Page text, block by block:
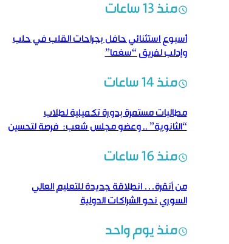
منذ 13 ساعات
أسبوع استثنائي حافل بجراحات القلب في حلب
وإدلب لفريق “سغما”
منذ 14 ساعات
مطالبات مستمرة بدورة تكميلية لطلاب
“الثانوية” .. وعضو مجلس شعب: فرصة لتحسين
منذ 16 ساعات
من أنقرة… انطلاقة جديدة للتعليم العالي
السوري نحو الشراكات الدولية
منذ يوم واحد